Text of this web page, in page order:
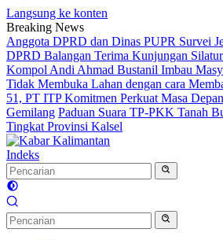
Langsung ke konten
Breaking News
Anggota DPRD dan Dinas PUPR Survei
DPRD Balangan Terima Kunjungan
Kompol Andi Ahmad Bustanil Imbau
Tidak Membuka Lahan dengan cara
51, PT ITP Komitmen Perkuat Masa
Gemilang Paduan Suara TP-PKK Tanah
Tingkat Provinsi Kalsel
Indeks